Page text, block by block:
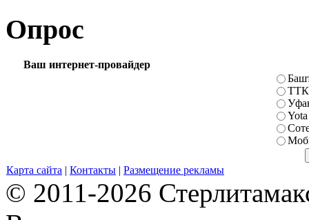
Опрос
Ваш интернет-провайдер
ТТК
Yota
Карта сайта | Контакты | Размещение рекламы
© 2011-2026